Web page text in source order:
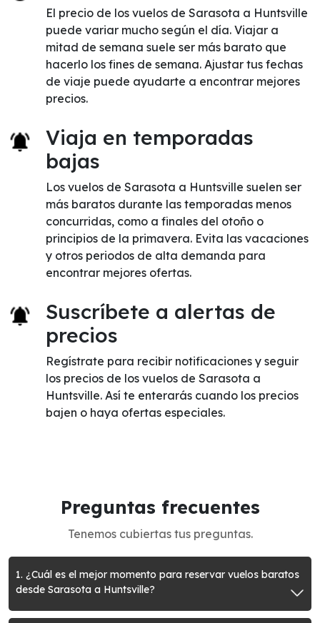
El precio de los vuelos de Sarasota a Huntsville
puede variar mucho según el día. Viajar a
mitad de semana suele ser más barato que
hacerlo los fines de semana. Ajustar tus fechas
de viaje puede ayudarte a encontrar mejores
precios.
Viaja en temporadas
bajas
Los vuelos de Sarasota a Huntsville suelen ser
más baratos durante las temporadas menos
concurridas, como a finales del otoño o
principios de la primavera. Evita las vacaciones
y otros periodos de alta demanda para
encontrar mejores ofertas.
Suscríbete a alertas de
precios
Regístrate para recibir notificaciones y seguir
los precios de los vuelos de Sarasota a
Huntsville. Así te enterarás cuando los precios
bajen o haya ofertas especiales.
Preguntas frecuentes
Tenemos cubiertas tus preguntas.
1. ¿Cuál es el mejor momento para reservar vuelos baratos
desde Sarasota a Huntsville?